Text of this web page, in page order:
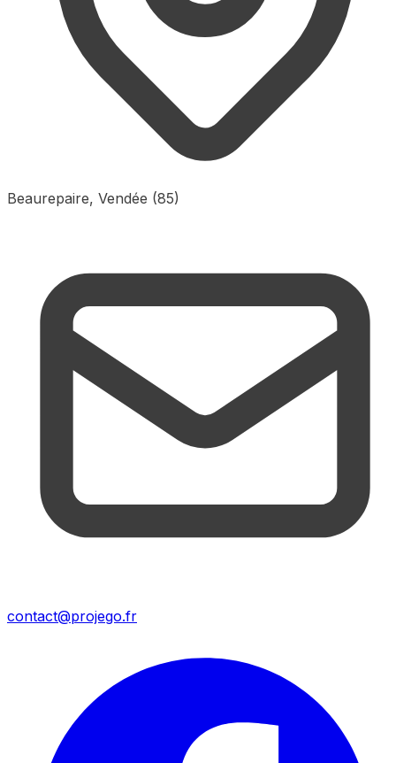
Beaurepaire, Vendée (85)
contact@projego.fr